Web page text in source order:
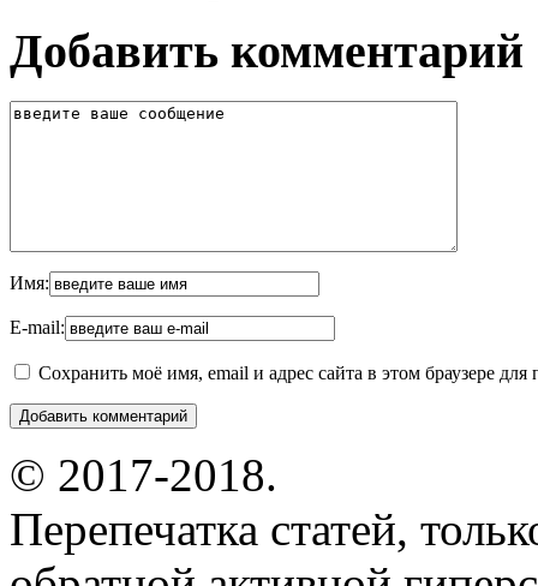
Добавить комментарий
Имя:
E-mail:
Сохранить моё имя, email и адрес сайта в этом браузере
© 2017-2018.
Перепечатка статей,